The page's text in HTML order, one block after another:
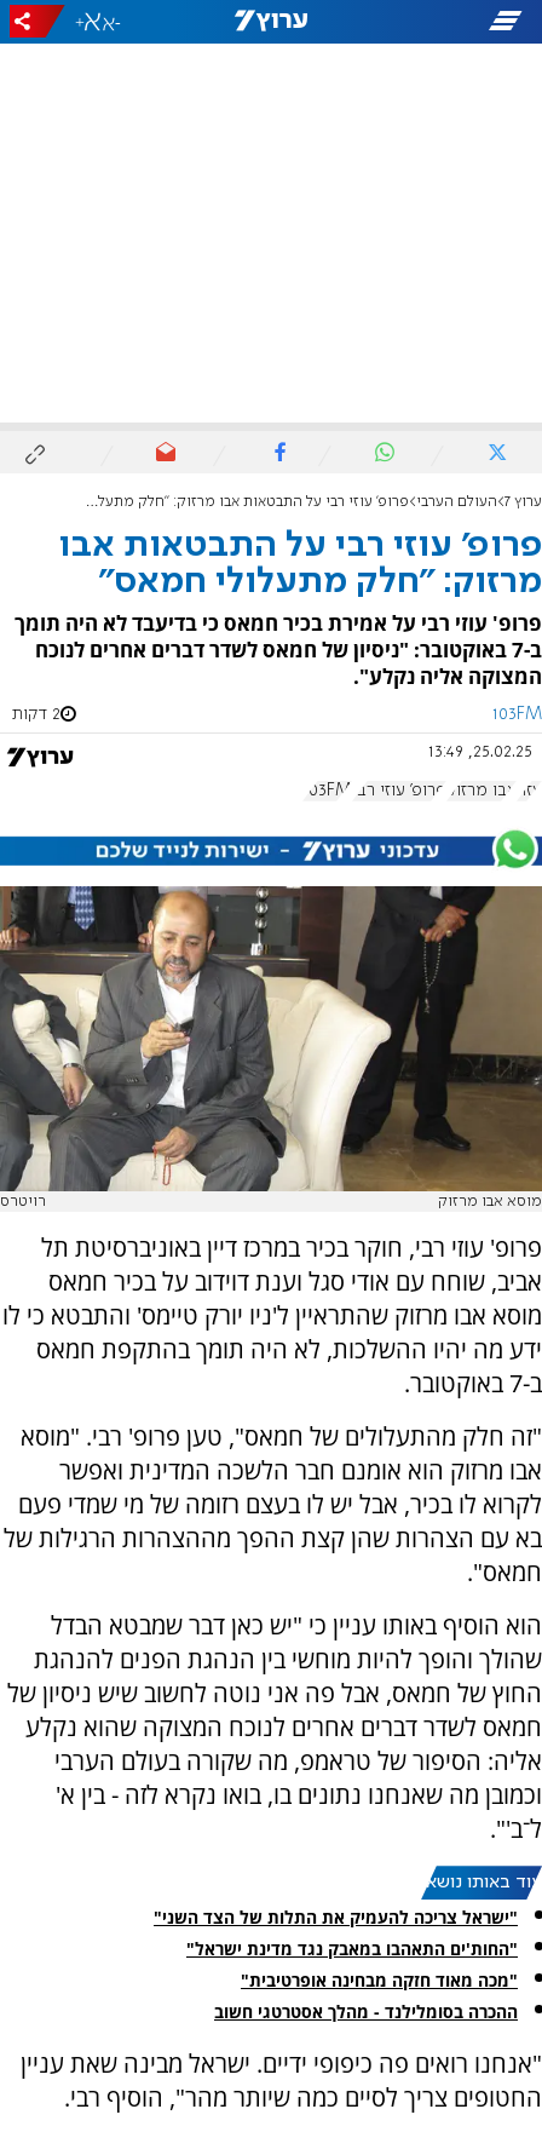
-
+
ערוץ 7 העולם הערבי פרופ' עוזי רבי על התבטאות אבו מרזוק: "חלק מתעלולי חמאס"
פרופ' עוזי רבי על התבטאות אבו
מרזוק: "חלק מתעלולי חמאס"
פרופ' עוזי רבי על אמירת בכיר חמאס כי בדיעבד לא היה תומך
ב-7 באוקטובר: "ניסיון של חמאס לשדר דברים אחרים לנוכח
המצוקה אליה נקלע".
103FM 2 דקות
25.02.25, 13:49
עזה אבו מרזוק פרופ' עוזי רבי 103FM
מוסא אבו מרזוק רויטרס
פרופ' עוזי רבי, חוקר בכיר במרכז דיין באוניברסיטת תל
אביב, שוחח עם אודי סגל וענת דוידוב על בכיר חמאס
מוסא אבו מרזוק שהתראיין ל'ניו יורק טיימס' והתבטא כי לו
ידע מה יהיו ההשלכות, לא היה תומך בהתקפת חמאס
ב-7 באוקטובר.
"זה חלק מהתעלולים של חמאס", טען פרופ' רבי. "מוסא
אבו מרזוק הוא אומנם חבר הלשכה המדינית ואפשר
לקרוא לו בכיר, אבל יש לו בעצם רזומה של מי שמדי פעם
בא עם הצהרות שהן קצת ההפך מההצהרות הרגילות של
חמאס".
הוא הוסיף באותו עניין כי "יש כאן דבר שמבטא הבדל
שהולך והופך להיות מוחשי בין הנהגת הפנים להנהגת
החוץ של חמאס, אבל פה אני נוטה לחשוב שיש ניסיון של
חמאס לשדר דברים אחרים לנוכח המצוקה שהוא נקלע
אליה: הסיפור של טראמפ, מה שקורה בעולם הערבי
וכמובן מה שאנחנו נתונים בו, בואו נקרא לזה - בין א'
ל־ב'".
עוד באותו נושא:
"ישראל צריכה להעמיק את התלות של הצד השני"
"החות'ים התאהבו במאבק נגד מדינת ישראל"
"מכה מאוד חזקה מבחינה אופרטיבית"
ההכרה בסומלילנד - מהלך אסטרטגי חשוב
"אנחנו רואים פה כיפופי ידיים. ישראל מבינה שאת עניין
החטופים צריך לסיים כמה שיותר מהר", הוסיף רבי.